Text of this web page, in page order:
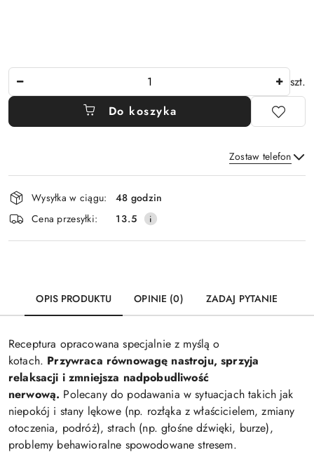
szt.
Do koszyka
Zostaw telefon
Wyślij
Dostępność
i
dostawa
Wysyłka w ciągu:
48 godzin
Cena przesyłki:
13.5
OPIS PRODUKTU OPINIE (0) ZADAJ PYTANIE
Receptura opracowana specjalnie z myślą o
kotach. Przywraca równowagę nastroju, sprzyja
relaksacji i zmniejsza nadpobudliwość
nerwową. Polecany do podawania w sytuacjach takich jak
niepokój i stany lękowe (np. rozłąka z właścicielem, zmiany
otoczenia, podróż), strach (np. głośne dźwięki, burze),
problemy behawioralne spowodowane stresem.